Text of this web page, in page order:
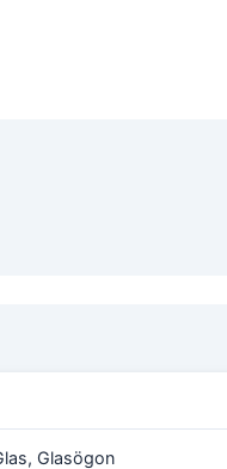
Glasögon